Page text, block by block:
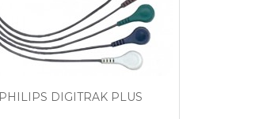
PHILIPS DIGITRAK PLUS